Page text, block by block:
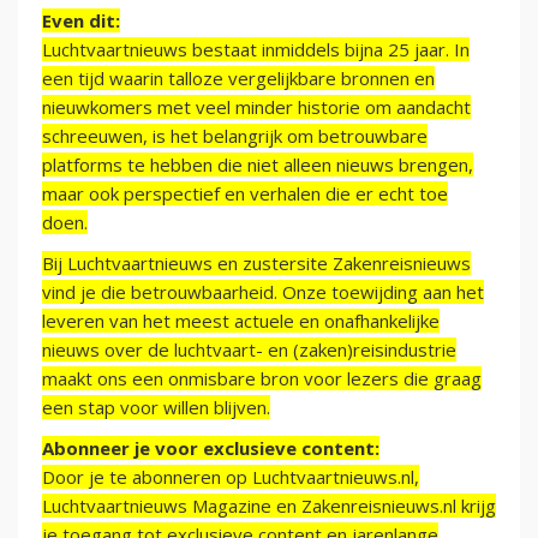
Even dit:
Luchtvaartnieuws bestaat inmiddels bijna 25 jaar. In
een tijd waarin talloze vergelijkbare bronnen en
nieuwkomers met veel minder historie om aandacht
schreeuwen, is het belangrijk om betrouwbare
platforms te hebben die niet alleen nieuws brengen,
maar ook perspectief en verhalen die er echt toe
doen.
Bij Luchtvaartnieuws en zustersite Zakenreisnieuws
vind je die betrouwbaarheid. Onze toewijding aan het
leveren van het meest actuele en onafhankelijke
nieuws over de luchtvaart- en (zaken)reisindustrie
maakt ons een onmisbare bron voor lezers die graag
een stap voor willen blijven.
Abonneer je voor exclusieve content:
Door je te abonneren op Luchtvaartnieuws.nl,
Luchtvaartnieuws Magazine en Zakenreisnieuws.nl krijg